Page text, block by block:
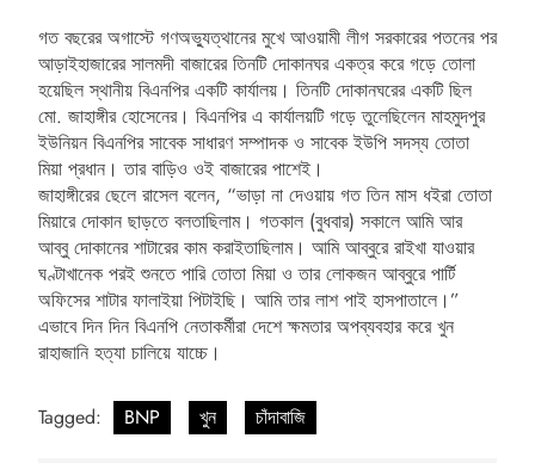
গত বছরের অগাস্টে গণঅভ্যুত্থানের মুখে আওয়ামী লীগ সরকারের পতনের পর
আড়াইহাজারের সালমদী বাজারের তিনটি দোকানঘর একত্র করে গড়ে তোলা
হয়েছিল স্থানীয় বিএনপির একটি কার্যালয়। তিনটি দোকানঘরের একটি ছিল
মো. জাহাঙ্গীর হোসেনের। বিএনপির এ কার্যালয়টি গড়ে তুলেছিলেন মাহমুদপুর
ইউনিয়ন বিএনপির সাবেক সাধারণ সম্পাদক ও সাবেক ইউপি সদস্য তোতা
মিয়া প্রধান। তার বাড়িও ওই বাজারের পাশেই।
জাহাঙ্গীরের ছেলে রাসেল বলেন, “ভাড়া না দেওয়ায় গত তিন মাস ধইরা তোতা
মিয়ারে দোকান ছাড়তে বলতাছিলাম। গতকাল (বুধবার) সকালে আমি আর
আব্বু দোকানের শাটারের কাম করাইতাছিলাম। আমি আব্বুরে রাইখা যাওয়ার
ঘণ্টাখানেক পরই শুনতে পারি তোতা মিয়া ও তার লোকজন আব্বুরে পার্টি
অফিসের শাটার ফালাইয়া পিটাইছি। আমি তার লাশ পাই হাসপাতালে।”
এভাবে দিন দিন বিএনপি নেতাকর্মীরা দেশে ক্ষমতার অপব্যবহার করে খুন
রাহাজানি হত্যা চালিয়ে যাচ্চে।
Tagged: BNP খুন চাঁদাবাজি